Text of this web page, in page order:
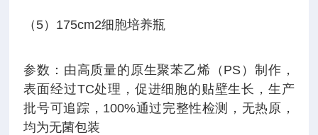
（5）175cm2细胞培养瓶
参数：由高质量的原生聚苯乙烯（PS）制作，
表面经过TC处理，促进细胞的贴壁生长，生产
批号可追踪，100%通过完整性检测，无热原，
均为无菌包装